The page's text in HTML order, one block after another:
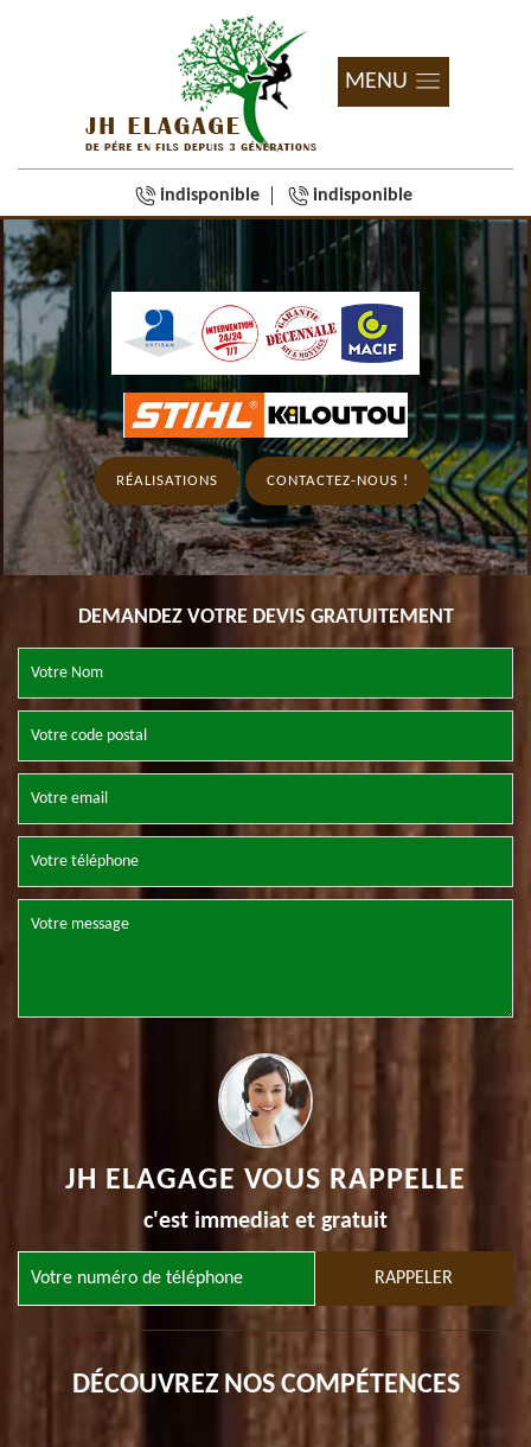
MENU
indisponible indisponible
RÉALISATIONS CONTACTEZ-NOUS !
DEMANDEZ VOTRE DEVIS GRATUITEMENT
JH ELAGAGE VOUS RAPPELLE
c'est immediat et gratuit
DÉCOUVREZ NOS COMPÉTENCES